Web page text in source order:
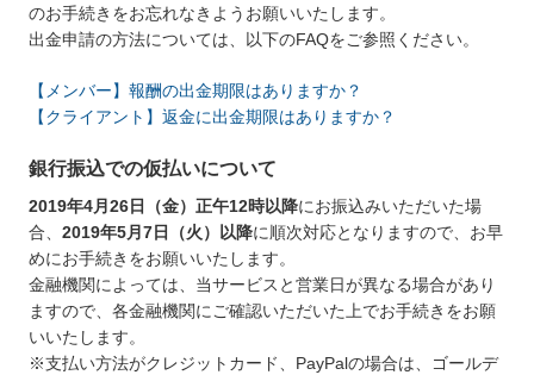
のお手続きをお忘れなきようお願いいたします。
出金申請の方法については、以下のFAQをご参照ください。
【メンバー】報酬の出金期限はありますか？
【クライアント】返金に出金期限はありますか？
銀行振込での仮払いについて
2019年4月26日（金）正午12時以降にお振込みいただいた場
合、 2019年5月7日（火）以降に順次対応となりますので、お早
めにお手続きをお願いいたします。
金融機関によっては、当サービスと営業日が異なる場合があり
ますので、各金融機関にご確認いただいた上でお手続きをお願
いいたします。
※支払い方法がクレジットカード、PayPalの場合は、ゴールデ